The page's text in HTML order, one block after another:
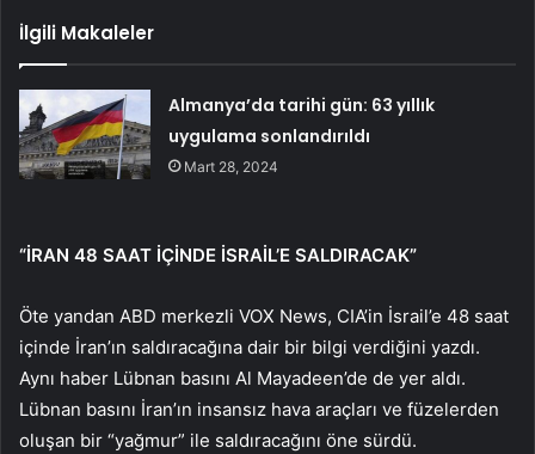
İlgili Makaleler
Almanya’da tarihi gün: 63 yıllık
uygulama sonlandırıldı
Mart 28, 2024
“İRAN 48 SAAT İÇİNDE İSRAİL’E SALDIRACAK”
Öte yandan ABD merkezli VOX News, CIA’in İsrail’e 48 saat
içinde İran’ın saldıracağına dair bir bilgi verdiğini yazdı.
Aynı haber Lübnan basını Al Mayadeen’de de yer aldı.
Lübnan basını İran’ın insansız hava araçları ve füzelerden
oluşan bir “yağmur” ile saldıracağını öne sürdü.